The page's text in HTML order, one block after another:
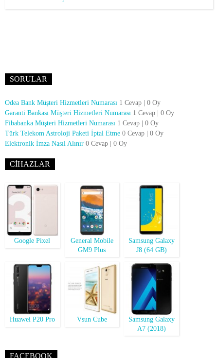
SORULAR
Odea Bank Müşteri Hizmetleri Numarası 1 Cevap
0 Oy
Garanti Bankası Müşteri Hizmetleri Numarası 1 Cevap
0 Oy
Fibabanka Müşteri Hizmetleri Numarası 1 Cevap
0 Oy
Türk Telekom Astroloji Paketi İptal Etme 0 Cevap
0 Oy
Elektronik İmza Nasıl Alınır 0 Cevap 0 Oy
CIHAZLAR
Google Pixel
General Mobile
GM9 Plus
Samsung Galaxy
J8 (64 GB)
Huawei P20 Pro Vsun Cube
Samsung Galaxy
A7 (2018)
FACEBOOK